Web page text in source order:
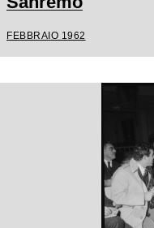
FEBBRAIO 1962